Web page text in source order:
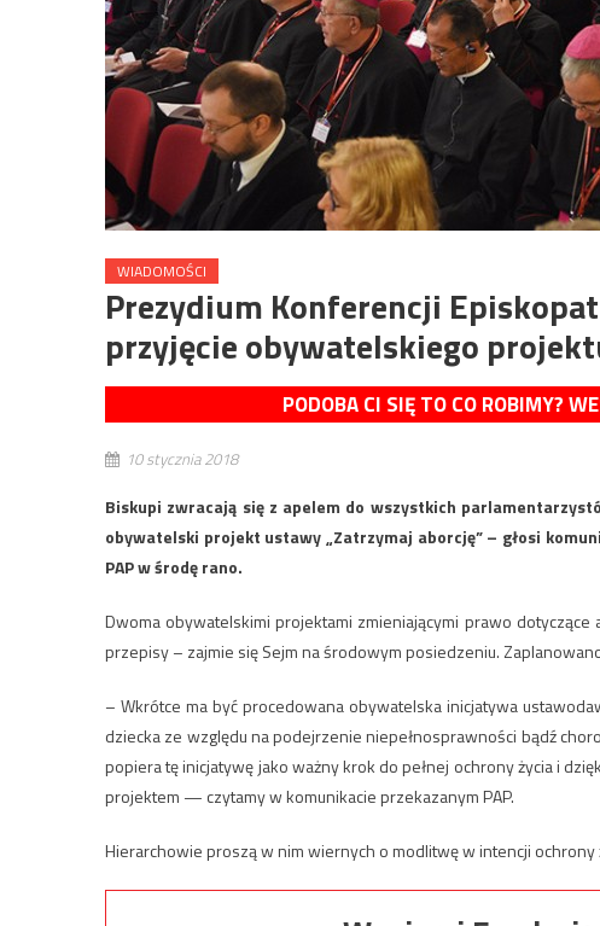
WIADOMOŚCI
Prezydium Konferencji
przyjęcie obywatelskiego
PODOBA CI SIĘ TO CO ROBIMY?
10 stycznia 2018
Biskupi zwracają się z apelem do wszystkich
obywatelski projekt ustawy „Zatrzymaj aborcję” – głosi
PAP w środę rano.
Dwoma obywatelskimi projektami zmieniającymi prawo
przepisy – zajmie się Sejm na środowym posiedzeniu.
– Wkrótce ma być procedowana obywatelska inicjatywa
dziecka ze względu na podejrzenie niepełnosprawności bądź
popiera tę inicjatywę jako ważny krok do pełnej ochrony życia i
projektem — czytamy w komunikacie przekazanym PAP.
Hierarchowie proszą w nim wiernych o modlitwę w intencji